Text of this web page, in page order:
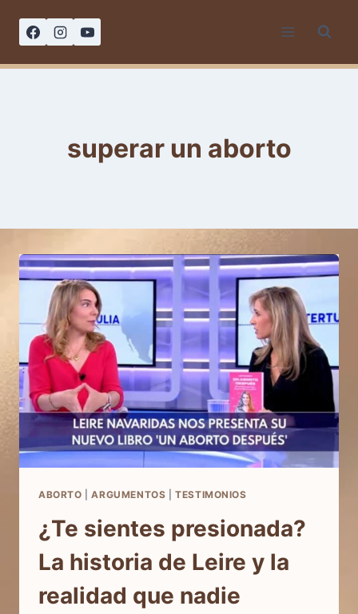
superar un aborto
ABORTO |ARGUMENTOS |TESTIMONIOS
¿Te sientes presionada?
La historia de Leire y la
realidad que nadie